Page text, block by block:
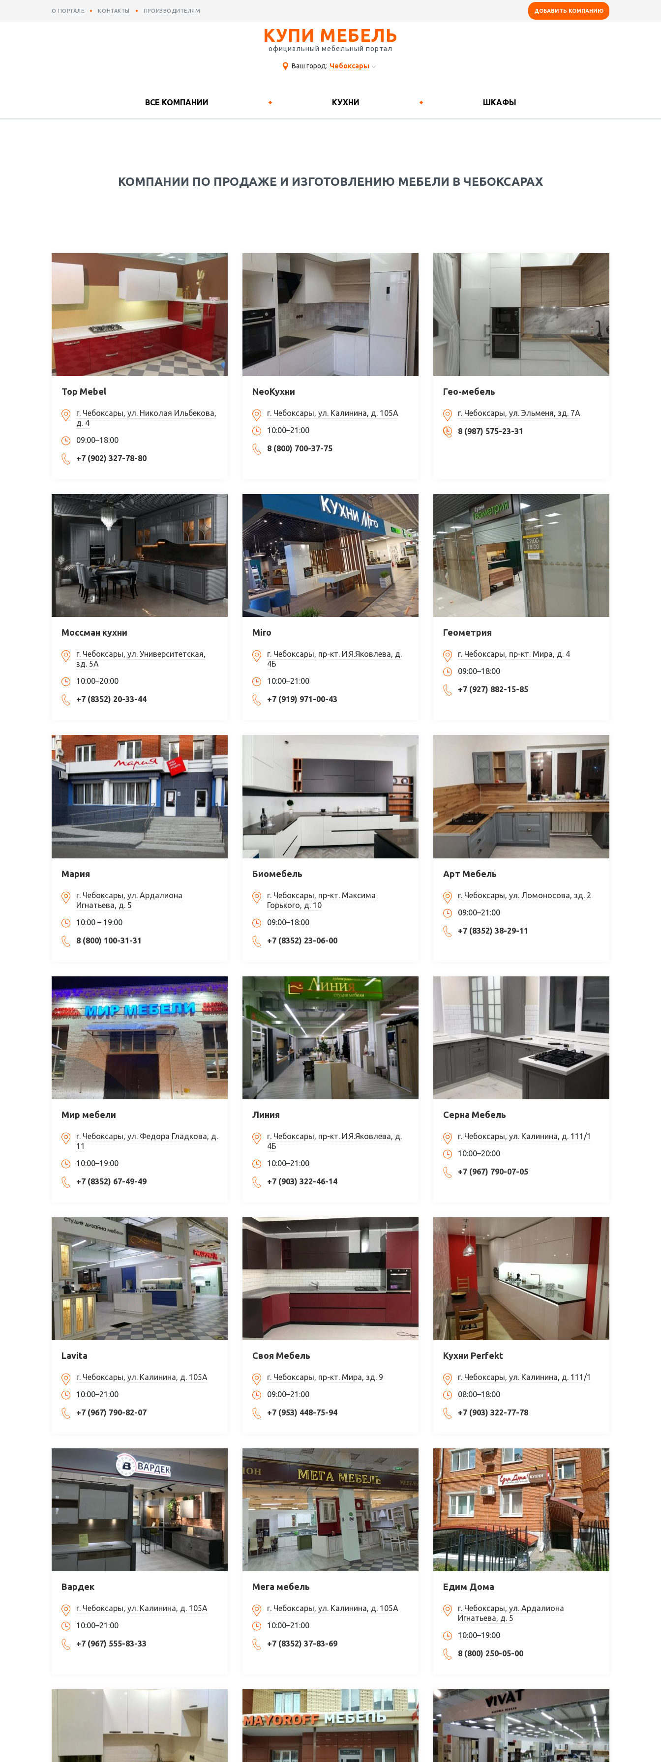
О ПОРТАЛЕ КОНТАКТЫ ПРОИЗВОДИТЕЛЯМ ДОБАВИТЬ КОМПАНИЮ
КУПИ МЕБЕЛЬ
официальный мебельный портал
Ваш город: Чебоксары
ВСЕ КОМПАНИИ КУХНИ ШКАФЫ
КОМПАНИИ ПО ПРОДАЖЕ И ИЗГОТОВЛЕНИЮ МЕБЕЛИ В ЧЕБОКСАРАХ
Top Mebel
г. Чебоксары, ул. Николая Ильбекова,
д. 4
09:00–18:00
+7 (902) 327-78-80
NeoКухни
г. Чебоксары, ул. Калинина, д. 105А
10:00–21:00
8 (800) 700-37-75
Гео-мебель
г. Чебоксары, ул. Эльменя, зд. 7А
8 (987) 575-23-31
Моссман кухни
г. Чебоксары, ул. Университетская,
зд. 5А
10:00–20:00
+7 (8352) 20-33-44
Miro
г. Чебоксары, пр-кт. И.Я.Яковлева, д.
4Б
10:00–21:00
+7 (919) 971-00-43
Геометрия
г. Чебоксары, пр-кт. Мира, д. 4
09:00–18:00
+7 (927) 882-15-85
Мария
г. Чебоксары, ул. Ардалиона
Игнатьева, д. 5
10:00 – 19:00
8 (800) 100-31-31
Биомебель
г. Чебоксары, пр-кт. Максима
Горького, д. 10
09:00–18:00
+7 (8352) 23-06-00
Арт Мебель
г. Чебоксары, ул. Ломоносова, зд. 2
09:00–21:00
+7 (8352) 38-29-11
Мир мебели
г. Чебоксары, ул. Федора Гладкова, д.
11
10:00–19:00
+7 (8352) 67-49-49
Линия
г. Чебоксары, пр-кт. И.Я.Яковлева, д.
4Б
10:00–21:00
+7 (903) 322-46-14
Серна Мебель
г. Чебоксары, ул. Калинина, д. 111/1
10:00–20:00
+7 (967) 790-07-05
Lavita
г. Чебоксары, ул. Калинина, д. 105А
10:00–21:00
+7 (967) 790-82-07
Своя Мебель
г. Чебоксары, пр-кт. Мира, зд. 9
09:00–21:00
+7 (953) 448-75-94
Кухни Perfekt
г. Чебоксары, ул. Калинина, д. 111/1
08:00–18:00
+7 (903) 322-77-78
Вардек
г. Чебоксары, ул. Калинина, д. 105А
10:00–21:00
+7 (967) 555-83-33
Мега мебель
г. Чебоксары, ул. Калинина, д. 105А
10:00–21:00
+7 (8352) 37-83-69
Едим Дома
г. Чебоксары, ул. Ардалиона
Игнатьева, д. 5
10:00–19:00
8 (800) 250-05-00